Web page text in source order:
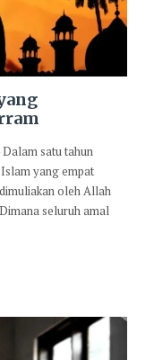
satu tahun
yang empat
oleh Allah
seluruh amal